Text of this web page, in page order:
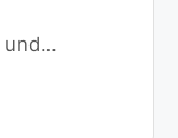
und…